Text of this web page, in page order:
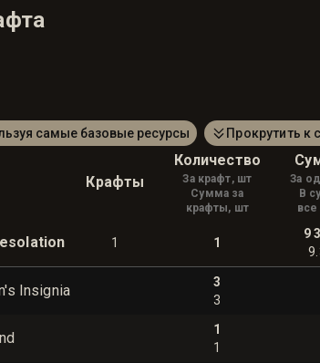
самые базовые ресурсы Прокрутить к
Крафты
Количество
За крафт, шт
Сумма за
крафты, шт
За
В
1 1
9
Insignia
3
3
1
1